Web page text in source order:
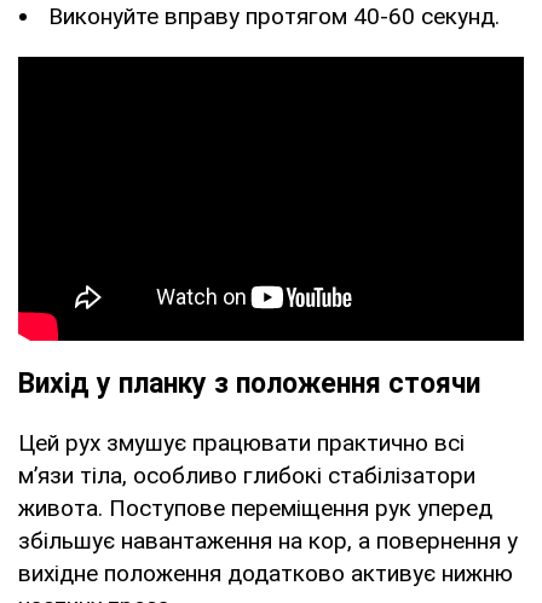
Виконуйте вправу протягом 40-60 секунд.
Вихід у планку з положення стоячи
Цей рух змушує працювати практично всі
м’язи тіла, особливо глибокі стабілізатори
живота. Поступове переміщення рук уперед
збільшує навантаження на кор, а повернення у
вихідне положення додатково активує нижню